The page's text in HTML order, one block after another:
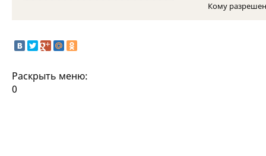
Кому
Раскрыть меню:
0